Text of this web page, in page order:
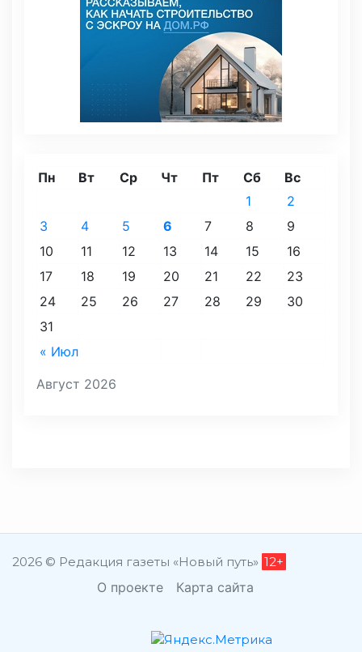
Август 2026
Пн Вт Ср Чт Пт Сб Вс
« Июл
1
2
3
4 5 6 7 8
9
10
11 12 13 14 15
16
17
18 19 20 21 22
23
24
25 26 27 28 29
30
31
2026 © Редакция газеты «Новый путь» 12+
О проекте Карта сайта